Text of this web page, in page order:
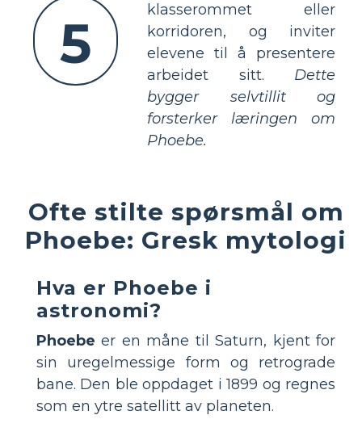
5
klasserommet eller
korridoren, og inviter
elevene til å presentere
arbeidet sitt. Dette
bygger selvtillit og
forsterker læringen om
Phoebe.
Ofte stilte spørsmål om
Phoebe: Gresk mytologi
Hva er Phoebe i
astronomi?
Phoebe er en måne til Saturn, kjent for
sin uregelmessige form og retrograde
bane. Den ble oppdaget i 1899 og regnes
som en ytre satellitt av planeten.